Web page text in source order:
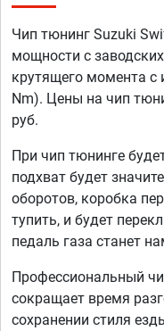
Чип тюнинг Suzuki
мощности с
крутящего момента с
Nm). Цены на чип
руб.
При чип тюнинге
подхват будет
оборотов, коробка
тупить, и будет
педаль газа станет
Профессиональный
сокращает время
сохранении стиля